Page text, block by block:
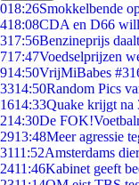
018:26Smokkelbende
418:08CDA en D66
317:56Benzineprijs
717:47Voedselprijzen
914:50VrijMiBabes
3314:50Random Pics
1614:33Quake krijgt na
214:30De
2913:48Meer agressie
3111:52Amsterdams
2411:46Kabinet geeft